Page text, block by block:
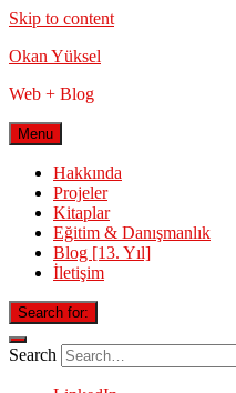
Skip to content
Okan Yüksel
Web + Blog
Menu
Hakkında
Projeler
Kitaplar
Eğitim & Danışmanlık
Blog [13. Yıl]
İletişim
Search for:
Search